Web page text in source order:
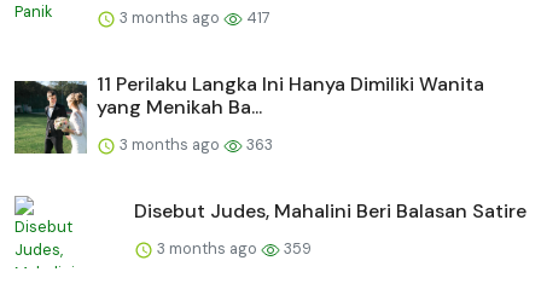
3 months ago 417
11 Perilaku Langka Ini Hanya Dimiliki Wanita
yang Menikah Ba...
3 months ago 363
Disebut Judes, Mahalini Beri Balasan Satire
3 months ago 359